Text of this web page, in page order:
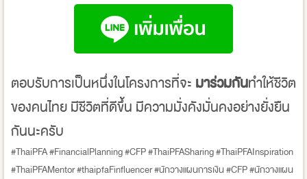
ตอบรับการเป็นหนึ่งในโครงการที่จะ มาร่วมกันทำให้ชีวิต
ของคนไทย มีชีวิตที่ดีขึ้น มีความมั่งคังมั่นคงอย่างยั่งยืน
กันนะครับ
#ThaiPFA #FinancialPlanning #CFP #ThaiPFASharing #ThaiPFAInspiration
#ThaiPFAMentor #thaipfaFinfluencer #นักวางแผนการเงิน #CFP #นักวางแผน